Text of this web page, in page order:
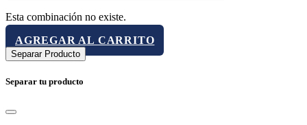
Esta combinación no existe.
AGREGAR AL CARRITO
Separar Producto
Separar tu producto